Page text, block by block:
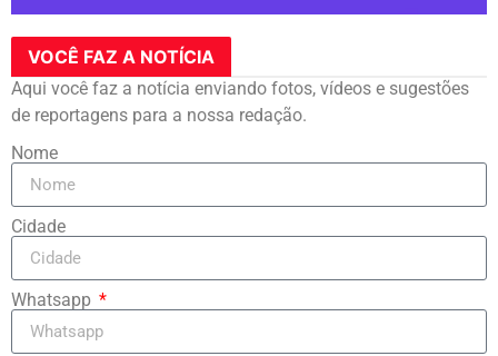
VOCÊ FAZ A NOTÍCIA
Aqui você faz a notícia enviando fotos, vídeos e sugestões
de reportagens para a nossa redação.
Nome
Cidade
Whatsapp